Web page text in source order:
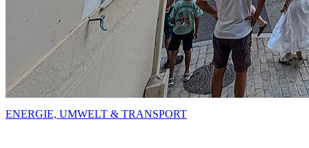
ENERGIE, UMWELT & TRANSPORT